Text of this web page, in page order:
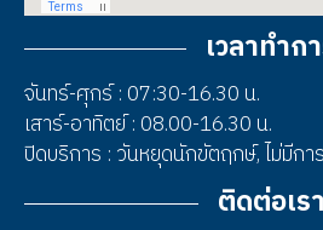
เวลาทำก
จันทร์-ศุกร์ : 07:30-16.30 น.
เสาร์-อาทิตย์ : 08.00-16.30 น.
ปิดบริการ : วันหยุดนักขัตฤกษ์, ไม่มีกา
ติดต่อเรา